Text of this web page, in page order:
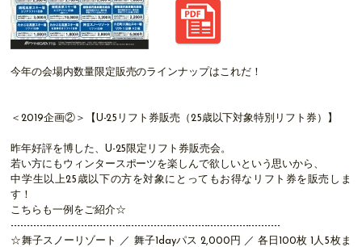
今年の会場内数量限定販売のラインナップはこれだ！
＜2019企画②＞【U-25リフト券販売（25歳以下対象特別リフト券）】
昨年好評を博した、U-25限定リフト券販売会。
若い方にもウィンタースポーツを楽しんで欲しいという思いから、
中学生以上25歳以下の方を対象にとってもお得なリフト券を販売しま
す！
こちらも一例をご紹介☆
-------------------------------------------------------------------------------------
☆舞子スノーリゾート ／ 舞子1dayパス 2,000円 ／ 各日100枚 1人5枚ま